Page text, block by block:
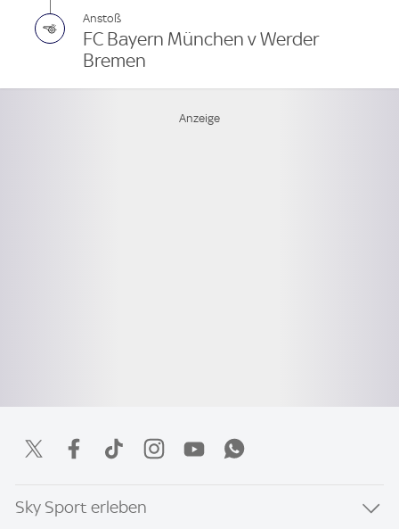
Anstoß
FC Bayern München v Werder
Bremen
Sky Sport erleben